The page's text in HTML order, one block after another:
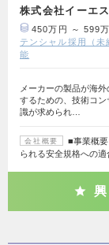
株式会社イーエ
450万円 ～ 599
テンシャル採用（未
能
メーカーの製品が海
するための、技術コ
識が求められ…
会社概要
■事業概
られる安全規格への